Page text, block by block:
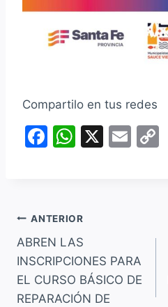
Compartilo en tus redes
F
b
o
o
k
W
A
p
p
X
E
Navegación
de
entradas
ANTERIOR
ABREN LAS
INSCRIPCIONES PARA
EL CURSO BÁSICO DE
REPARACIÓN DE